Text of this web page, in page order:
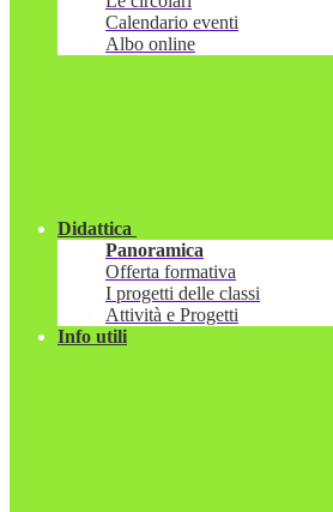
Calendario eventi
Albo online
Didattica
Panoramica
Offerta formativa
I progetti delle classi
Attività e Progetti
Info utili